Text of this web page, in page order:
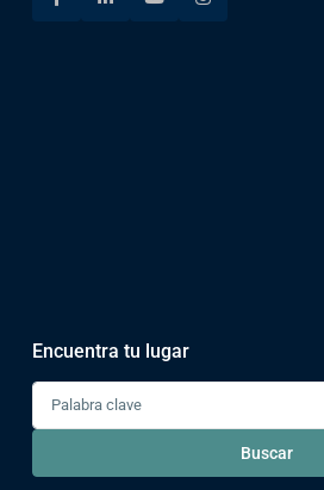
Encuentra tu lugar
Buscar